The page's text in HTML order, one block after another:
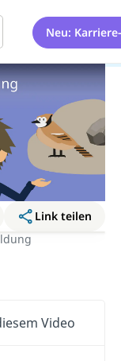
Neu:
Link teilen
Video